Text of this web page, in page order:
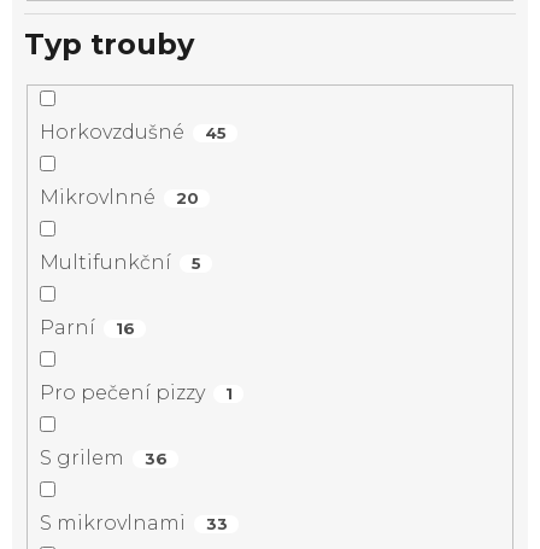
Typ trouby
Horkovzdušné 45
Mikrovlnné 20
Multifunkční 5
Parní 16
Pro pečení pizzy 1
S grilem 36
S mikrovlnami 33